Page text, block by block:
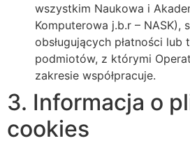
wszystkim Naukowa i
Komputerowa j.b.r – NASK),
obsługujących płatności lub
podmiotów, z którymi
zakresie współpracuje.
3. Informacja o
cookies